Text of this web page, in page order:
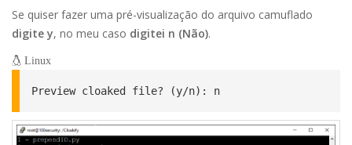
Se quiser fazer uma pré-visualização do arquivo camuflado
digite y, no meu caso digitei n (Não).
Linux
Preview cloaked file? (y/n): n